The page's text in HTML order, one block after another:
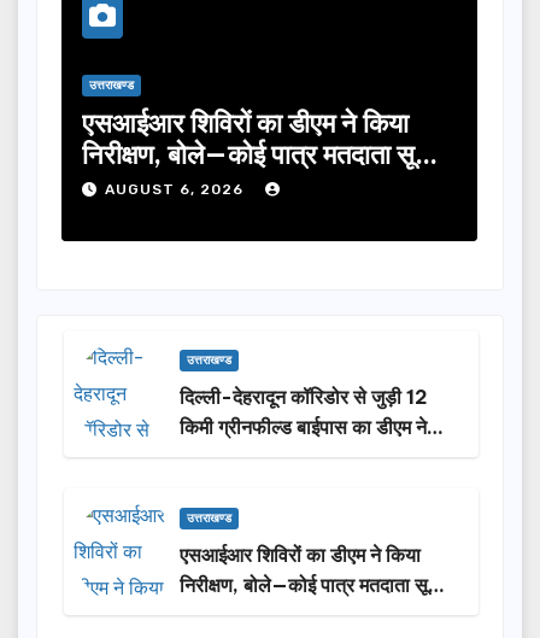
उत्तराखण्ड
तीलू रौतेली पुरस्कार के लिए 13 महिलाओं
का चयन, 35 आंगनबाड़ी कार्यकर्तियां भी
होंगी सम्मानित…
AUGUST 6, 2026
उत्तराखण्ड
दिल्ली-देहरादून कॉरिडोर से जुड़ी 12
किमी ग्रीनफील्ड बाईपास का डीएम ने
किया निरीक्षण…
उत्तराखण्ड
एसआईआर शिविरों का डीएम ने किया
निरीक्षण, बोले—कोई पात्र मतदाता सूची
से न छूटे…